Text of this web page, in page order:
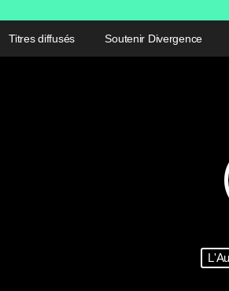
Titres diffusés Soutenir Divergence